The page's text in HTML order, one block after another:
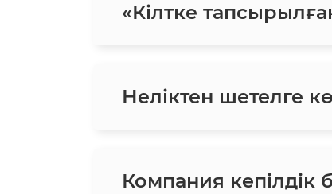
«Кілтке
Неліктен шетелге
Компания кепілдік